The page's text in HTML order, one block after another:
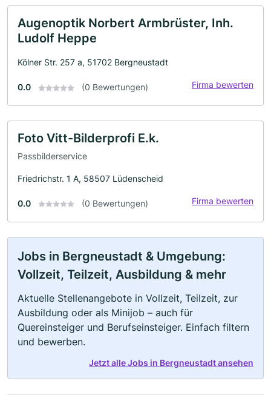
Augenoptik Norbert Armbrüster, Inh.
Ludolf Heppe
Kölner Str. 257 a, 51702 Bergneustadt
0.0 (0 Bewertungen) Firma bewerten
Foto Vitt-Bilderprofi E.k.
Passbilderservice
Friedrichstr. 1 A, 58507 Lüdenscheid
0.0 (0 Bewertungen) Firma bewerten
Jobs in Bergneustadt & Umgebung:
Vollzeit, Teilzeit, Ausbildung & mehr
Aktuelle Stellenangebote in Vollzeit, Teilzeit, zur
Ausbildung oder als Minijob – auch für
Quereinsteiger und Berufseinsteiger. Einfach filtern
und bewerben.
Jetzt alle Jobs in Bergneustadt ansehen